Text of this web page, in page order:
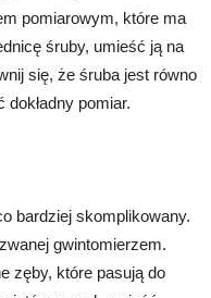
pomiarowym, które ma
śruby, umieść ją na
się, że śruba jest równo
pomiar.
bardziej skomplikowany.
gwintomierzem.
zęby, które pasują do